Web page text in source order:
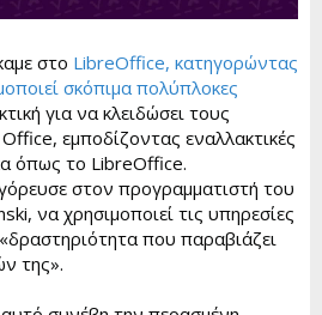
στο LibreOffice, κατηγορώντας
σκόπιμα πολύπλοκες
για να κλειδώσει τους
εμποδίζοντας εναλλακτικές
όπως το LibreOffice.
στον προγραμματιστή του
να χρησιμοποιεί τις υπηρεσίες
που παραβιάζει
της».